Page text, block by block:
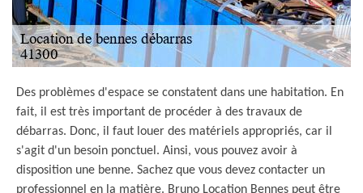
Des problèmes d'espace se constatent dans une habitation. En
fait, il est très important de procéder à des travaux de
débarras. Donc, il faut louer des matériels appropriés, car il
s'agit d'un besoin ponctuel. Ainsi, vous pouvez avoir à
disposition une benne. Sachez que vous devez contacter un
professionnel en la matière. Bruno Location Bennes peut être